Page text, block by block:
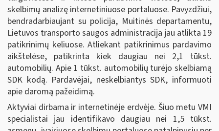
skelbimų analizę internetiniuose portaluose. Pavyzdžiui,
bendradarbiaujant su policija, Muitinės departamentu,
Lietuvos transporto saugos administracija jau atlikta 19
patikrinimų keliuose. Atliekant patikrinimus pardavimo
aikštelėse, patikrinta kiek daugiau nei 2,1 tūkst.
automobilių. Apie 1 tūkst. automobilių turėjo skelbiamą
SDK kodą. Pardavėjai, neskelbiantys SDK, informuoti
apie daromą pažeidimą.
Aktyviai dirbama ir internetinėje erdvėje. Šiuo metu VMI
specialistai jau identifikavo daugiau nei 1,5 tūkst.